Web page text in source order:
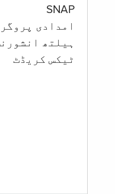
SNAP
امدادی
‏ہیلتھ
ٹیکس کریڈٹ